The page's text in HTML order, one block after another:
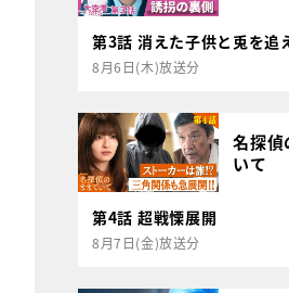
第3話 消えた子供と兎を追
8月6日(木)放送分
名探偵
いて
第4話 超戦慄展開
8月7日(金)放送分